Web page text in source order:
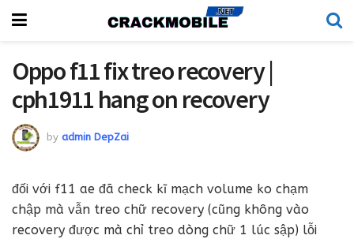
Oppo f11 fix treo recovery |
cph1911 hang on recovery
by admin DepZai
đối với f11 ae đã check kĩ mạch volume ko chạm
chập mà vẫn treo chữ recovery (cũng không vào
recovery được mà chỉ treo dòng chữ 1 lúc sập) lỗi